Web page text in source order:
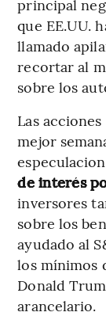
principal
que EE.UU.
llamado
recortar al
sobre los
Las
mejor
de interés
inversores
sobre los
ayudado al
los mínimos
Donald
arancelario.